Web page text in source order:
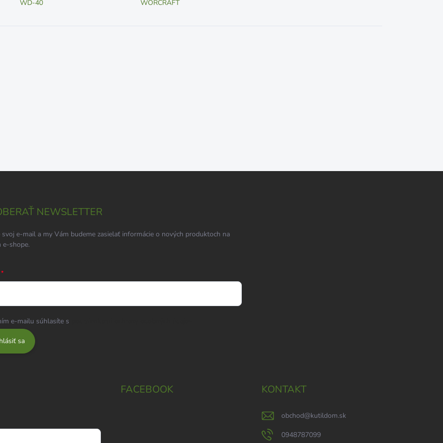
WD-40 WORCRAFT
NEWSLETTER
e-mail a my Vám budeme zasielať informácie o nových produktoch na
e-shope.
e-mailu súhlasíte s
sa
FACEBOOK KONTAKT
obchod@kutildom.sk
0948787099